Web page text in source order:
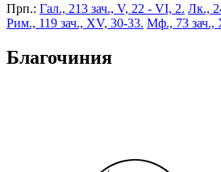
Прп.: Гал., 213 зач., V, 22 - VI, 2. Лк.,
Рим., 119 зач., XV, 30-33. Мф., 73 зач.,
Благочиния